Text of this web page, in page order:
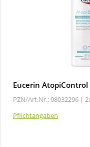
Eucerin
PZN/Art.Nr.: 08032296 |
Pflichtangaben